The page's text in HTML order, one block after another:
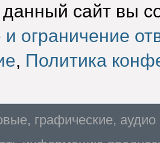
сайт вы
и ограничение
, Политика
графические,